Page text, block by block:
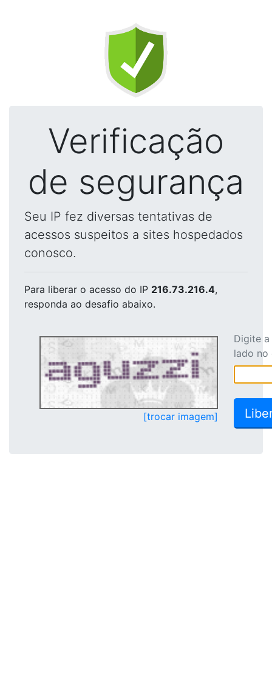
Verificação
de segurança
Seu IP fez diversas tentativas de
acessos suspeitos a sites hospedados
conosco.
Para liberar o acesso do IP 216.73.216.4,
responda ao desafio abaixo.
[trocar imagem]
Digite
lado no